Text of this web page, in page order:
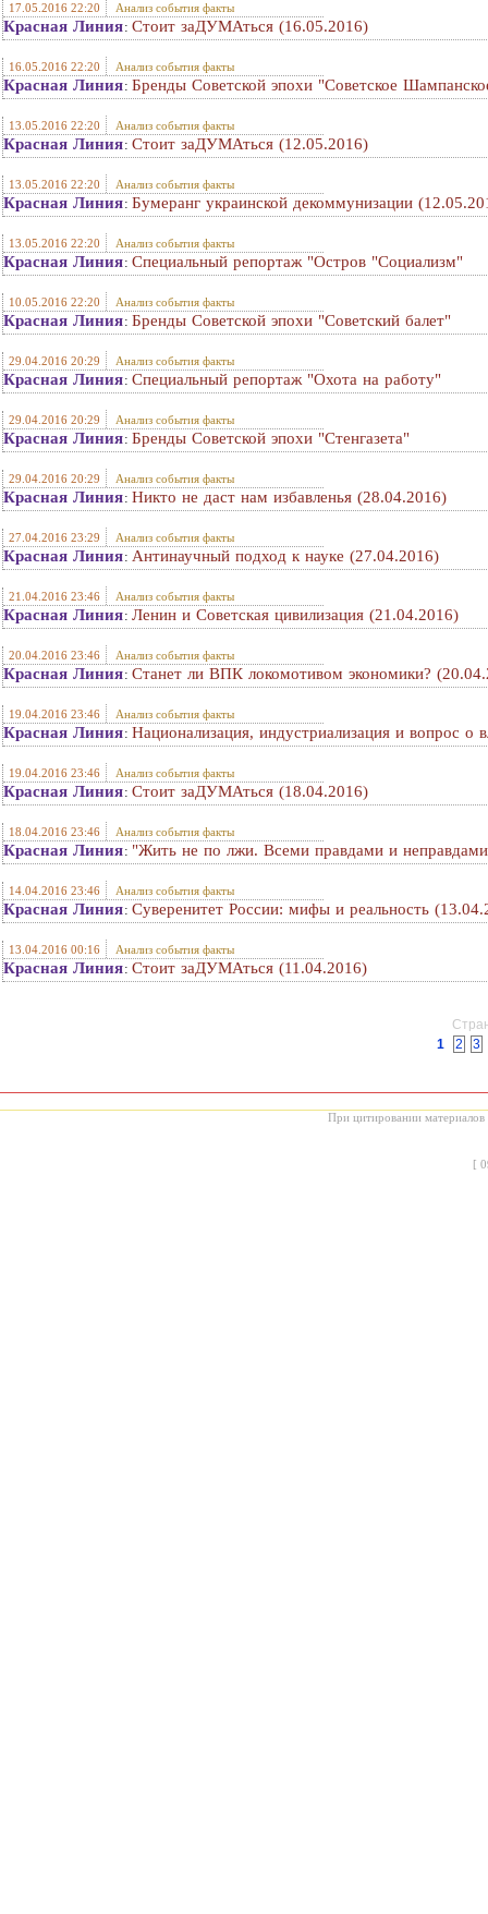
17.05.2016 22:20 Анализ события факты
Красная Линия: Стоит заДУМАться (16.05.2016)
16.05.2016 22:20 Анализ события факты
Красная Линия: Бренды Советской эпохи "Советское
13.05.2016 22:20 Анализ события факты
Красная Линия: Стоит заДУМАться (12.05.2016)
13.05.2016 22:20 Анализ события факты
Красная Линия: Бумеранг украинской декоммунизации
13.05.2016 22:20 Анализ события факты
Красная Линия: Специальный репортаж "Остров "Социализм"
10.05.2016 22:20 Анализ события факты
Красная Линия: Бренды Советской эпохи "Советский балет"
29.04.2016 20:29 Анализ события факты
Красная Линия: Специальный репортаж "Охота на работу"
29.04.2016 20:29 Анализ события факты
Красная Линия: Бренды Советской эпохи "Стенгазета"
29.04.2016 20:29 Анализ события факты
Красная Линия: Никто не даст нам избавленья (28.04.2016)
27.04.2016 23:29 Анализ события факты
Красная Линия: Антинаучный подход к науке (27.04.2016)
21.04.2016 23:46 Анализ события факты
Красная Линия: Ленин и Советская цивилизация (21.04.2016)
20.04.2016 23:46 Анализ события факты
Красная Линия: Станет ли ВПК локомотивом экономики?
19.04.2016 23:46 Анализ события факты
Красная Линия: Национализация, индустриализация и вопрос о
19.04.2016 23:46 Анализ события факты
Красная Линия: Стоит заДУМАться (18.04.2016)
18.04.2016 23:46 Анализ события факты
Красная Линия: "Жить не по лжи. Всеми правдами и
14.04.2016 23:46 Анализ события факты
Красная Линия: Суверенитет России: мифы и реальность
13.04.2016 00:16 Анализ события факты
Красная Линия: Стоит заДУМАться (11.04.2016)
1
2 3
При цитировании материалов
[